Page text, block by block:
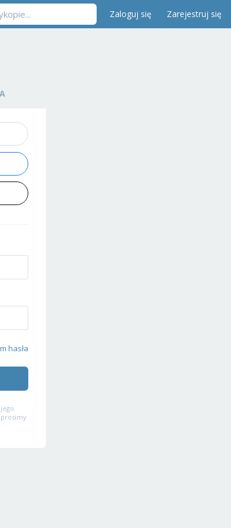
Zaloguj się Zarejestruj się
hasła
prosimy